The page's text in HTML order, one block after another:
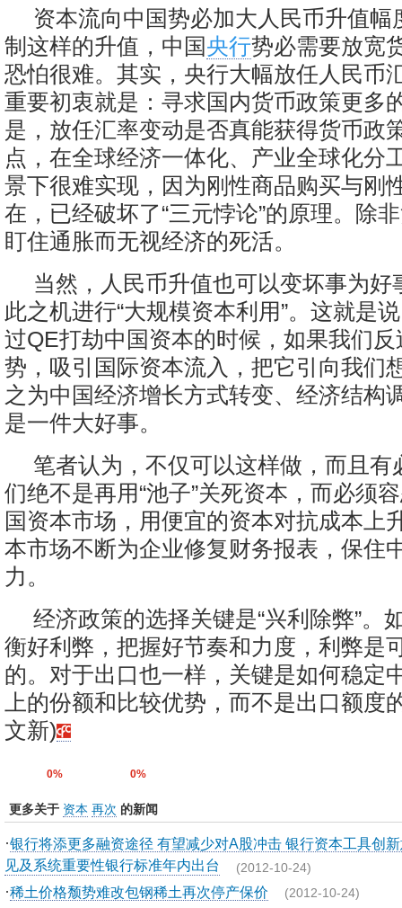
资本流向中国势必加大人民币升值幅
制这样的升值，中国央行势必需要放宽
恐怕很难。其实，央行大幅放任人民币
重要初衷就是：寻求国内货币政策更多
是，放任汇率变动是否真能获得货币政
点，在全球经济一体化、产业全球化分
景下很难实现，因为刚性商品购买与刚
在，已经破坏了“三元悖论”的原理。除
盯住通胀而无视经济的死活。
当然，人民币升值也可以变坏事为好
此之机进行“大规模资本利用”。这就是
过QE打劫中国资本的时候，如果我们
势，吸引国际资本流入，把它引向我们
之为中国经济增长方式转变、经济结构
是一件大好事。
笔者认为，不仅可以这样做，而且有
们绝不是再用“池子”关死资本，而必须
国资本市场，用便宜的资本对抗成本上
本市场不断为企业修复财务报表，保住
力。
经济政策的选择关键是“兴利除弊”。
衡好利弊，把握好节奏和力度，利弊是
的。对于出口也一样，关键是如何稳定
上的份额和比较优势，而不是出口额度
文新)
0% 0%
更多关于 资本 再次 的新闻
·银行将添更多融资途径 有望减少对A股冲击 银行资本工具创
见及系统重要性银行标准年内出台 (2012-10-24)
·稀土价格颓势难改包钢稀土再次停产保价 (2012-10-24)